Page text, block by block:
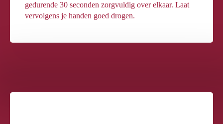
gedurende 30 seconden zorgvuldig over elkaar. Laat
vervolgens je handen goed drogen.